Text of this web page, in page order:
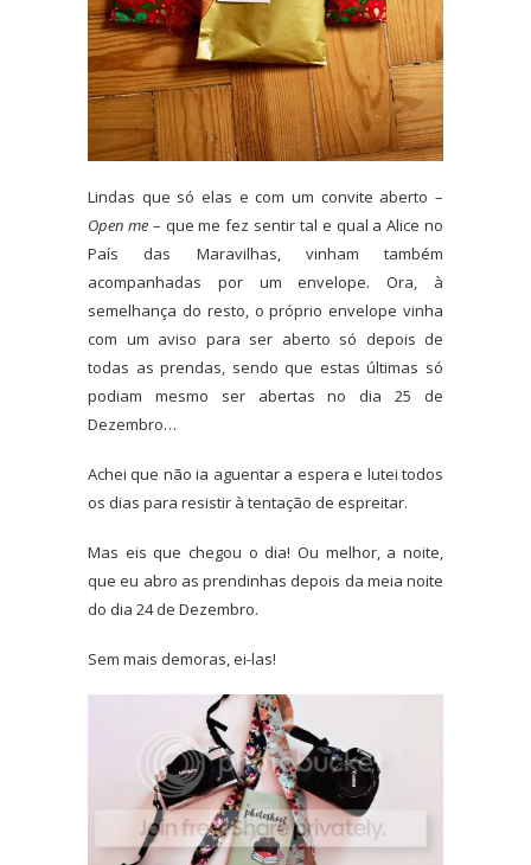
Lindas que só elas e com um convite aberto –
Open me– que me fez sentir tal e qual a Alice no
País das Maravilhas, vinham também
acompanhadas por um envelope. Ora, à
semelhança do resto, o próprio envelope vinha
com um aviso para ser aberto só depois de
todas as prendas, sendo que estas últimas só
podiam mesmo ser abertas no dia 25 de
Dezembro…
Achei que não ia aguentar a espera e lutei todos
os dias para resistir à tentação de espreitar.
Mas eis que chegou o dia! Ou melhor, a noite,
que eu abro as prendinhas depois da meia noite
do dia 24 de Dezembro.
Sem mais demoras, ei-las!